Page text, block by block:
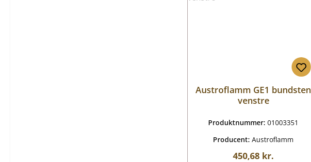
Austroflamm GE1 bundsten
venstre
Produktnummer:01003351
Producent:Austroflamm
Almindelig pris:
450,68 kr.